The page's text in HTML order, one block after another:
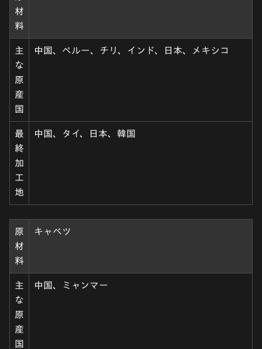
材
料
主
な
原
産
国
中国、ペルー、チリ、インド、日本、メキシコ
最
終
加
工
地
中国、タイ、日本、韓国
原
材
料
キャベツ
主
な
原
産
国
中国、ミャンマー